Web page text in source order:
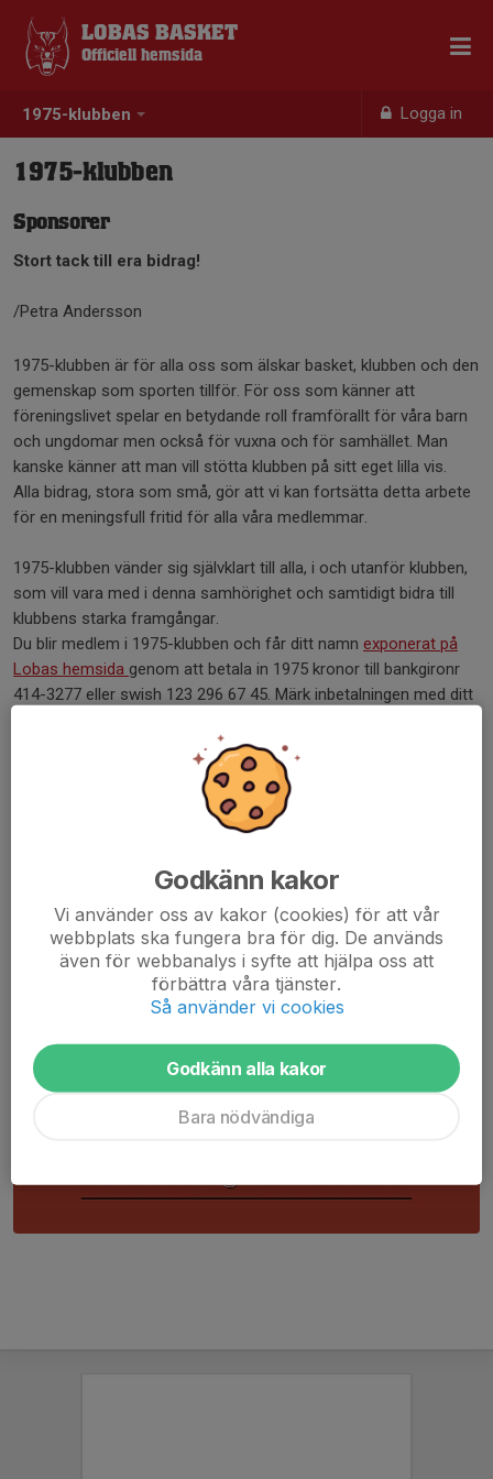
1975-klubben Logga in
LOBAS BASKET
Officiell hemsida
1975-klubben
Sponsorer
Stort tack till era bidrag!
/Petra Andersson
1975-klubben är för alla oss som älskar basket, klubben och den
gemenskap som sporten tillför. För oss som känner att
föreningslivet spelar en betydande roll framförallt för våra barn
och ungdomar men också för vuxna och för samhället. Man
kanske känner att man vill stötta klubben på sitt eget lilla vis.
Alla bidrag, stora som små, gör att vi kan fortsätta detta arbete
för en meningsfull fritid för alla våra medlemmar.
1975-klubben vänder sig självklart till alla, i och utanför klubben,
som vill vara med i denna samhörighet och samtidigt bidra till
klubbens starka framgångar.
Du blir medlem i 1975-klubben och får ditt namn exponerat på
Lobas hemsida genom att betala in 1975 kronor till bankgironr
414-3277 eller swish 123 296 67 45. Märk inbetalningen med ditt
Godkänn kakor
Vi använder oss av kakor (cookies) för att vår
webbplats ska fungera bra för dig. De används
även för webbanalys i syfte att hjälpa oss att
förbättra våra tjänster.
Så använder vi cookies
Godkänn alla kakor
Bara nödvändiga